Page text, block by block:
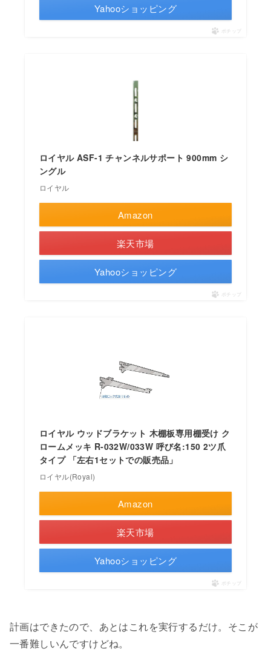
Yahooショッピング
ポチップ
ロイヤル ASF-1 チャンネルサポート 900mm シ
ングル
ロイヤル
Amazon
楽天市場
Yahooショッピング
ポチップ
ロイヤル ウッドブラケット 木棚板専用棚受け ク
ロームメッキ R-032W/033W 呼び名:150 2ツ爪
タイプ 「左右1セットでの販売品」
ロイヤル(Royal)
Amazon
楽天市場
Yahooショッピング
ポチップ
計画はできたので、あとはこれを実行するだけ。そこが
一番難しいんですけどね。